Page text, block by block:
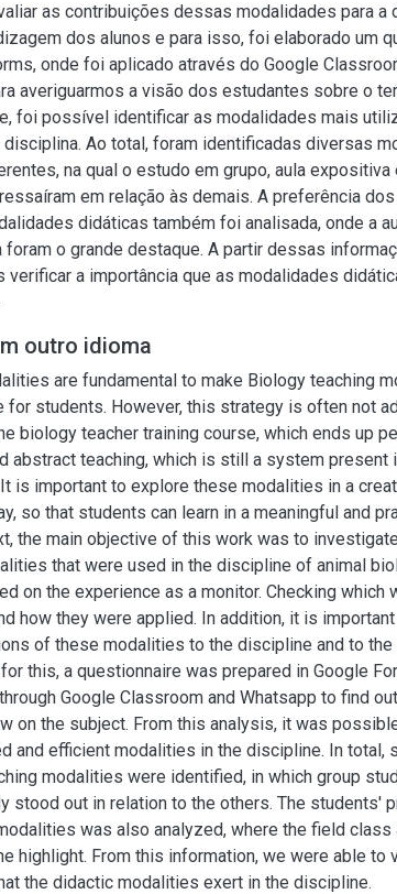
as contribuições dessas modalidades para a
dos alunos e para isso, foi elaborado um
onde foi aplicado através do Google
averiguarmos a visão dos estudantes sobre o
foi possível identificar as modalidades mais
Ao total, foram identificadas diversas
na qual o estudo em grupo, aula expositiva
em relação às demais. A preferência
didáticas também foi analisada, onde a
foram o grande destaque. A partir dessas
verificar a importância que as modalidades
outro idioma
are fundamental to make Biology teaching
for students. However, this strategy is often not
biology teacher training course, which ends up
abstract teaching, which is still a system present
is important to explore these modalities in a
so that students can learn in a meaningful and
the main objective of this work was to
that were used in the discipline of animal
on the experience as a monitor. Checking which
how they were applied. In addition, it is
of these modalities to the discipline and to
this, a questionnaire was prepared in Google
Google Classroom and Whatsapp to find
on the subject. From this analysis, it was
and efficient modalities in the discipline. In total,
modalities were identified, in which group
stood out in relation to the others. The students'
was also analyzed, where the field class
highlight. From this information, we were able to
the didactic modalities exert in the discipline.